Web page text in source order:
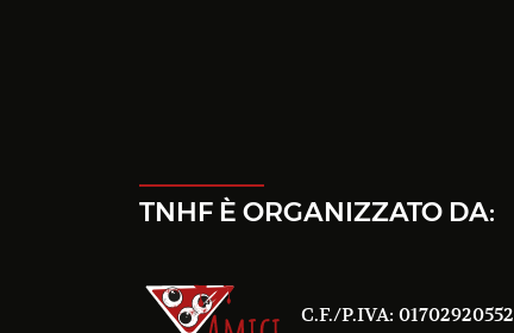
TNHF È ORGANIZZATO DA:
C.F./P.IVA: 01702920552